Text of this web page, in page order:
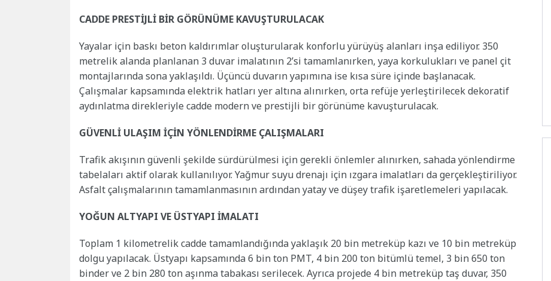
CADDE PRESTİJLİ BİR GÖRÜNÜME KAVUŞTURULACAK
Yayalar için baskı beton kaldırımlar oluşturularak konforlu yürüyüş alanları inşa ediliyor. 350
metrelik alanda planlanan 3 duvar imalatının 2’si tamamlanırken, yaya korkulukları ve panel çit
montajlarında sona yaklaşıldı. Üçüncü duvarın yapımına ise kısa süre içinde başlanacak.
Çalışmalar kapsamında elektrik hatları yer altına alınırken, orta refüje yerleştirilecek dekoratif
aydınlatma direkleriyle cadde modern ve prestijli bir görünüme kavuşturulacak.
GÜVENLİ ULAŞIM İÇİN YÖNLENDİRME ÇALIŞMALARI
Trafik akışının güvenli şekilde sürdürülmesi için gerekli önlemler alınırken, sahada yönlendirme
tabelaları aktif olarak kullanılıyor. Yağmur suyu drenajı için ızgara imalatları da gerçekleştiriliyor.
Asfalt çalışmalarının tamamlanmasının ardından yatay ve düşey trafik işaretlemeleri yapılacak.
YOĞUN ALTYAPI VE ÜSTYAPI İMALATI
Toplam 1 kilometrelik cadde tamamlandığında yaklaşık 20 bin metreküp kazı ve 10 bin metreküp
dolgu yapılacak. Üstyapı kapsamında 6 bin ton PMT, 4 bin 200 ton bitümlü temel, 3 bin 650 ton
binder ve 2 bin 280 ton aşınma tabakası serilecek. Ayrıca projede 4 bin metreküp taş duvar, 350